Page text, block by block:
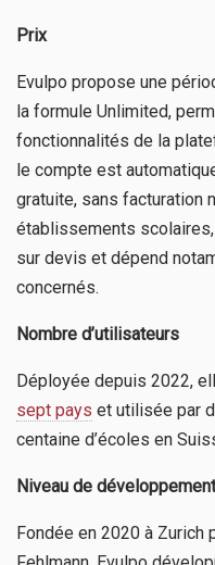
Prix
Evulpo propose une
la formule Unlimited,
fonctionnalités de la
le compte est
gratuite, sans facturation
établissements
sur devis et dépend
concernés.
Nombre d’utilisateurs
Déployée depuis 2022,
sept pays et utilisée par
centaine d’écoles en
Niveau de développement
Fondée en 2020 à Zurich